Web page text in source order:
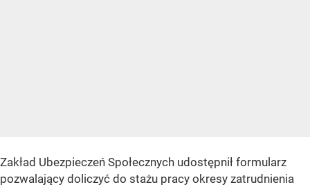
Zakład Ubezpieczeń Społecznych udostępnił formularz
pozwalający doliczyć do stażu pracy okresy zatrudnienia